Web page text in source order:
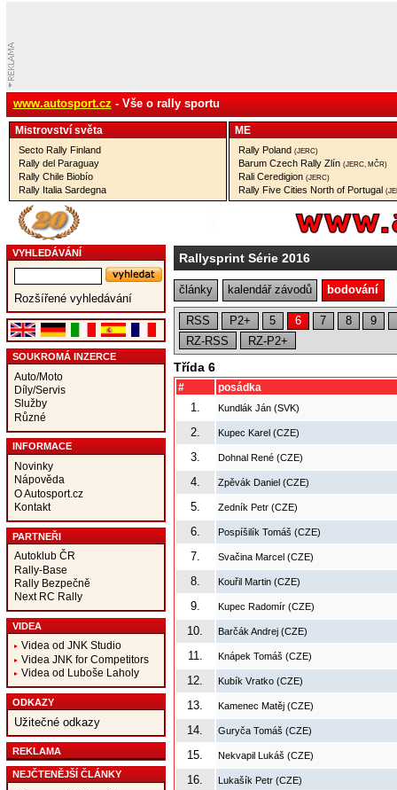
www.autosport.cz - Vše o rally sportu
Mistrovství­ světa
Secto Rally Finland
Rally del Paraguay
Rally Chile Biobío
Rally Italia Sardegna
ME
Rally Poland (JERC)
Barum Czech Rally Zlín (JERC, MČR)
Rali Ceredigion (JERC)
Rally Five Cities North of Portugal
VYHLEDÁVÁNÍ
Rozšířené vyhledávání
SOUKROMÁ INZERCE
Auto/Moto
Díly/Servis
Služby
Různé
INFORMACE
Novinky
Nápověda
O Autosport.cz
Kontakt
PARTNEŘI
Autoklub ČR
Rally-Base
Rally Bezpečně
Next RC Rally
VIDEA
Videa od JNK Studio
Videa JNK for Competitors
Videa od Luboše Laholy
ODKAZY
Užitečné odkazy
REKLAMA
NEJČTENĚJŠÍ ČLÁNKY
Rallysprint Série 2016
články kalendář závodů bodování
RSS P2+ 5 6 7 8 9
RZ-RSS
RZ-P2+
Třída 6
# posádka
1. Kundlák Ján (SVK)
2. Kupec Karel (CZE)
3. Dohnal René (CZE)
4. Zpěvák Daniel (CZE)
5. Zedník Petr (CZE)
6. Pospíšilík Tomáš (CZE)
7. Svačina Marcel (CZE)
8. Kouřil Martin (CZE)
9. Kupec Radomír (CZE)
10. Barčák Andrej (CZE)
11. Knápek Tomáš (CZE)
12. Kubík Vratko (CZE)
13. Kamenec Matěj (CZE)
14. Guryča Tomáš (CZE)
15. Nekvapil Lukáš (CZE)
16. Lukašík Petr (CZE)